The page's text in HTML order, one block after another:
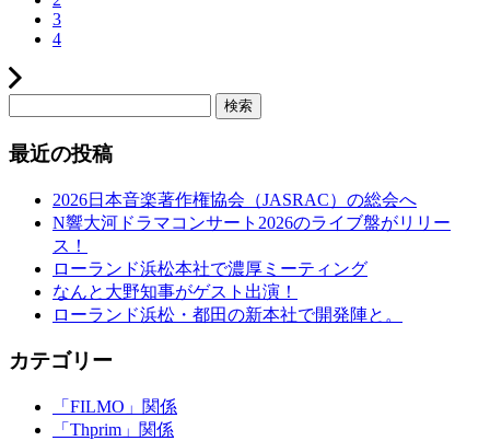
3
4
検索
最近の投稿
2026日本音楽著作権協会（JASRAC）の総会へ
N響大河ドラマコンサート2026のライブ盤がリリー
ス！
ローランド浜松本社で濃厚ミーティング
なんと大野知事がゲスト出演！
ローランド浜松・都田の新本社で開発陣と。
カテゴリー
「FILMO」関係
「Thprim」関係